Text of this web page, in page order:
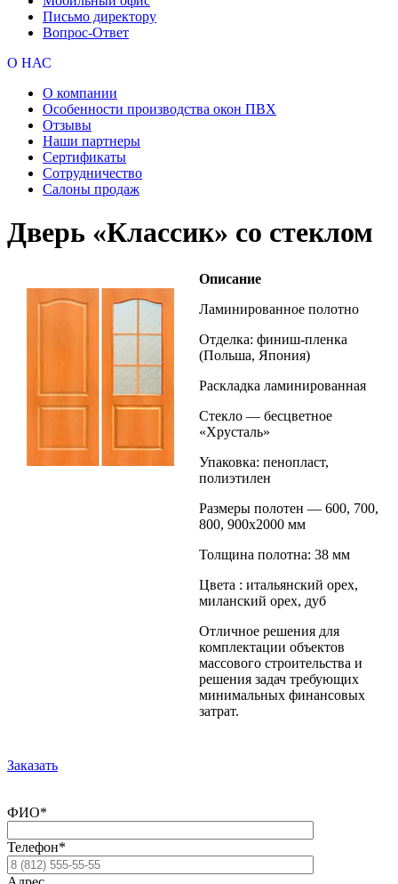
Письмо директору
Вопрос-Ответ
О НАС
О компании
Особенности производства окон ПВХ
Отзывы
Наши партнеры
Сертификаты
Сотрудничество
Салоны продаж
Дверь «Классик» со стеклом
Описание
Ламинированное полотно
Отделка: финиш-пленка
(Польша, Япония)
Раскладка ламинированная
Стекло — бесцветное
«Хрусталь»
Упаковка: пенопласт,
полиэтилен
Размеры полотен — 600, 700,
800, 900х2000 мм
Толщина полотна: 38 мм
Цвета : итальянский орех,
миланский орех, дуб
Отличное решения для
комплектации объектов
массового строительства и
решения задач требующих
минимальных финансовых
затрат.
Заказать
ФИО*
Телефон*